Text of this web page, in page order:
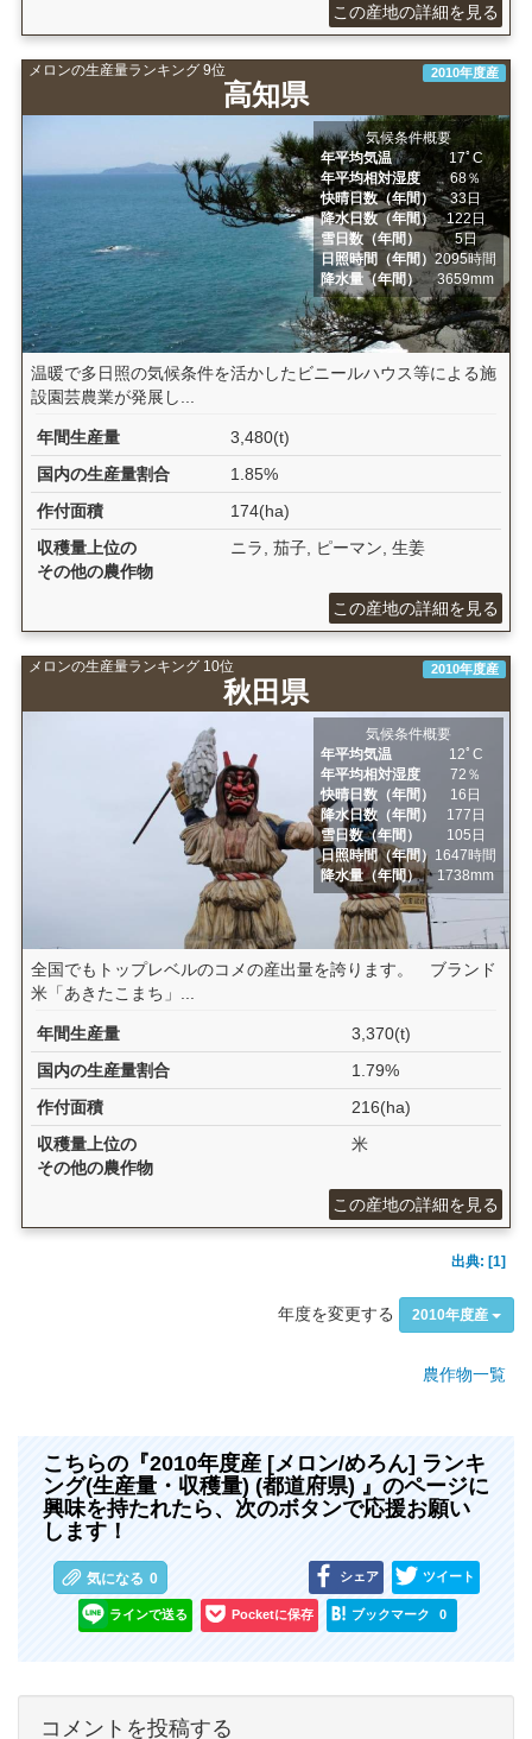
この産地の詳細を見る
メロンの生産量ランキング 9位
高知県
2010年度産
気候条件概要
年平均気温
17ﾟC
年平均相対湿度
68％
快晴日数（年間）
33日
降水日数（年間）
122日
雪日数（年間）
5日
日照時間（年間）2095時間
降水量（年間）
3659mm
温暖で多日照の気候条件を活かしたビニールハウス等による施
設園芸農業が発展し...
年間生産量
3,480(t)
国内の生産量割合
1.85%
作付面積
174(ha)
収穫量上位の
その他の農作物
ニラ, 茄子, ピーマン, 生姜
この産地の詳細を見る
メロンの生産量ランキング 10位
秋田県
2010年度産
気候条件概要
年平均気温
12ﾟC
年平均相対湿度
72％
快晴日数（年間）
16日
降水日数（年間）
177日
雪日数（年間）
105日
日照時間（年間） 1647時間
降水量（年間）
1738mm
全国でもトップレベルのコメの産出量を誇ります。 ブランド
米「あきたこまち」...
年間生産量
3,370(t)
国内の生産量割合
1.79%
作付面積
216(ha)
収穫量上位の
その他の農作物
米
この産地の詳細を見る
出典: [1]
年度を変更する 2010年度産
農作物一覧
こちらの『2010年度産 [メロン/めろん] ランキ
ング(生産量・収穫量) (都道府県) 』のページに
興味を持たれたら、次のボタンで応援お願い
します！
気になる 0 シェア ツイート
ラインで送る Pocketに保存 ブックマーク 0
コメントを投稿する